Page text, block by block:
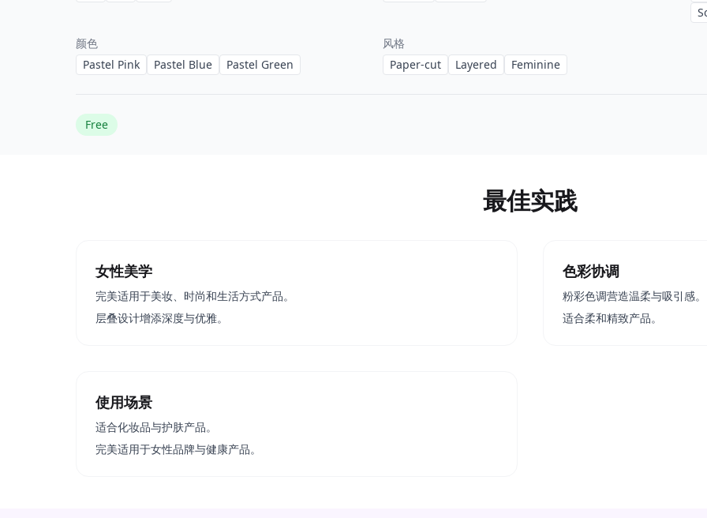
颜色
Pastel Pink
Pastel Blue Pastel Green
风格
Paper-cut
Layered Feminine
Free
最佳实践
女性美学
完美适用于美妆、时尚和生活方式产品。
层叠设计增添深度与优雅。
色彩协调
粉彩色调营造温柔与吸引感。
适合柔和精致产品。
使用场景
适合化妆品与护肤产品。
完美适用于女性品牌与健康产品。